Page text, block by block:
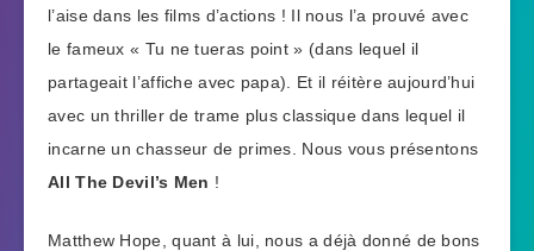
l’aise dans les films d’actions ! Il nous l’a prouvé avec
le fameux « Tu ne tueras point » (dans lequel il
partageait l’affiche avec papa). Et il réitère aujourd’hui
avec un thriller de trame plus classique dans lequel il
incarne un chasseur de primes. Nous vous présentons
All The Devil’s Men !
Matthew Hope, quant à lui, nous a déjà donné de bons